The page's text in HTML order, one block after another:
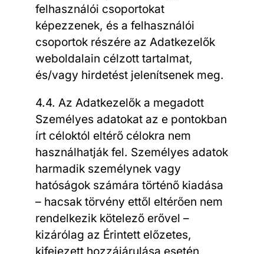
felhasználói csoportokat
képezzenek, és a felhasználói
csoportok részére az Adatkezelők
weboldalain célzott tartalmat,
és/vagy hirdetést jelenítsenek meg.
4.4. Az Adatkezelők a megadott
Személyes adatokat az e pontokban
írt céloktól eltérő célokra nem
használhatják fel. Személyes adatok
harmadik személynek vagy
hatóságok számára történő kiadása
– hacsak törvény ettől eltérően nem
rendelkezik kötelező erővel –
kizárólag az Érintett előzetes,
kifejezett hozzájárulása esetén